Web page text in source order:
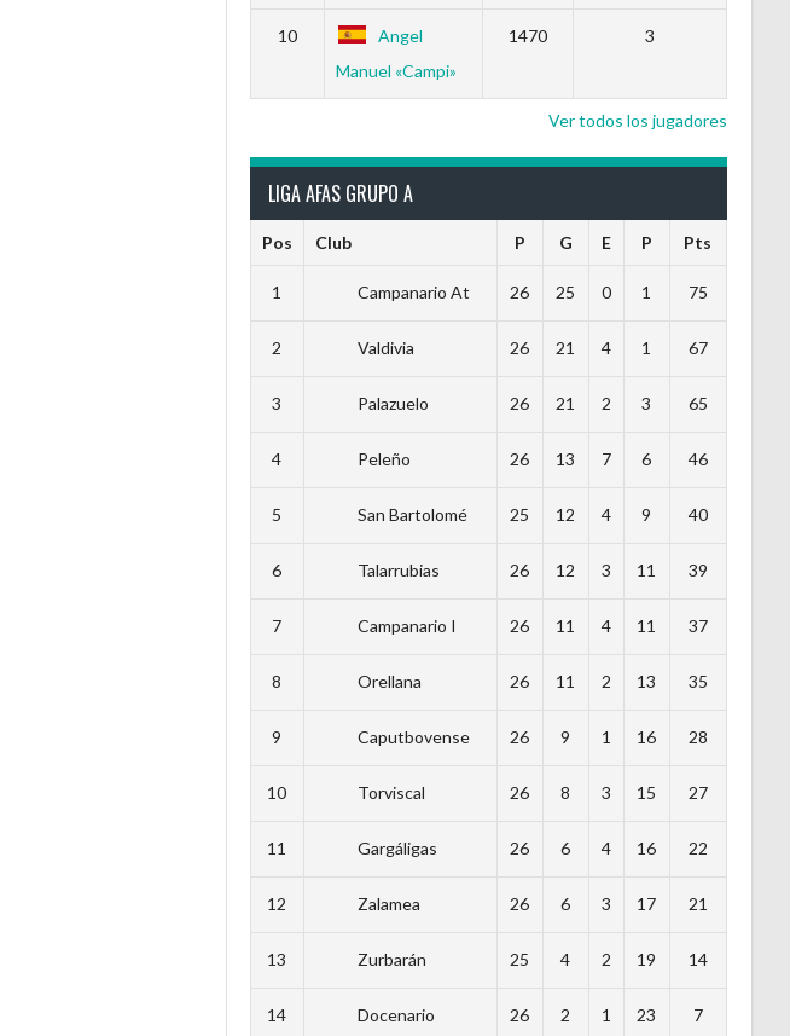
10
Angel
Manuel «Campi»
1470 3
Ver todos los jugadores
LIGA AFAS GRUPO A
Pos Club P G E P Pts
1 Campanario At 26 25 0 1 75
2 Valdivia 26 21 4 1 67
3 Palazuelo 26 21 2 3 65
4 Peleño 26 13 7 6 46
5 San Bartolomé 25 12 4 9 40
6 Talarrubias 26 12 3 11 39
7 Campanario I 26 11 4 11 37
8 Orellana 26 11 2 13 35
9 Caputbovense 26 9 1 16 28
10 Torviscal 26 8 3 15 27
11 Gargáligas 26 6 4 16 22
12 Zalamea 26 6 3 17 21
13 Zurbarán 25 4 2 19 14
14 Docenario 26 2 1 23 7